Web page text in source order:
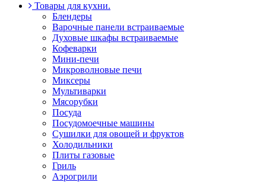
Товары для кухни.
Блендеры
Варочные панели встраиваемые
Духовые шкафы встраиваемые
Кофеварки
Мини-печи
Микроволновые печи
Миксеры
Мультиварки
Мясорубки
Посуда
Посудомоечные машины
Сушилки для овощей и фруктов
Холодильники
Плиты газовые
Гриль
Аэрогрили